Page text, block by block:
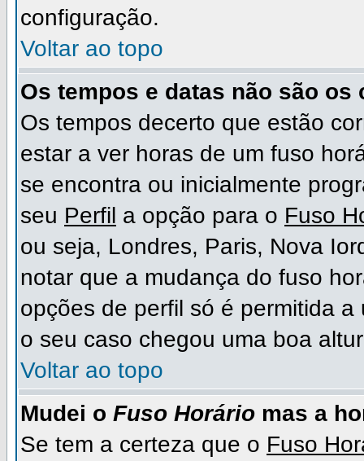
configuração.
Voltar ao topo
Os tempos e datas não são os
Os tempos decerto que estão
estar a ver horas de um fuso
se encontra ou inicialmente
seu Perfil a opção para o Fuso
ou seja, Londres, Paris, Nova
notar que a mudança do fuso
opções de perfil só é permitida
o seu caso chegou uma boa
Voltar ao topo
Mudei o Fuso Horário mas a
Se tem a certeza que o Fuso